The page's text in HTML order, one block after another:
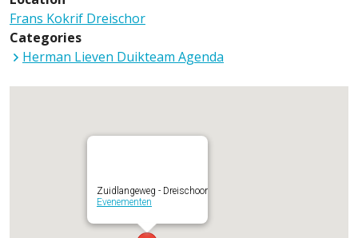
Frans Kokrif Dreischor
Categories
Herman Lieven Duikteam Agenda
Zuidlangeweg - Dreischoor
Evenementen